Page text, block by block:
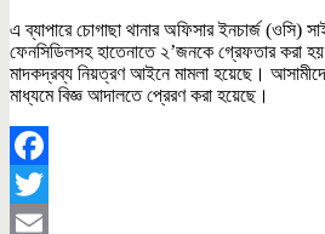
এ ব্যাপারে চোগাছা থানার অফিসার ইনচার্জ (ওসি)
ফেনসিডিলসহ হাতেনাতে ২’জনকে গ্রেফতার করা
মাদকদ্রব্য নিয়ত্রণ আইনে মামলা হয়েছে।
মাধ্যমে বিজ্ঞ আদালতে প্রেরণ করা হয়েছে।
Facebook
Twitter